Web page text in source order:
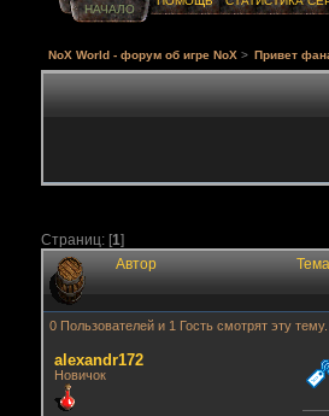
НАЧАЛО
NoX World - форум об игре NoX > Привет
Страниц: [1]
Автор
0 Пользователей и 1 Гость смотрят эту тему.
alexandr172
Новичок